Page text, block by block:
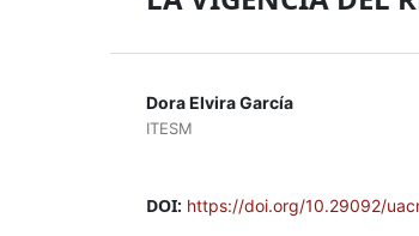
Dora Elvira García
ITESM
DOI: https://doi.org/10.29092/